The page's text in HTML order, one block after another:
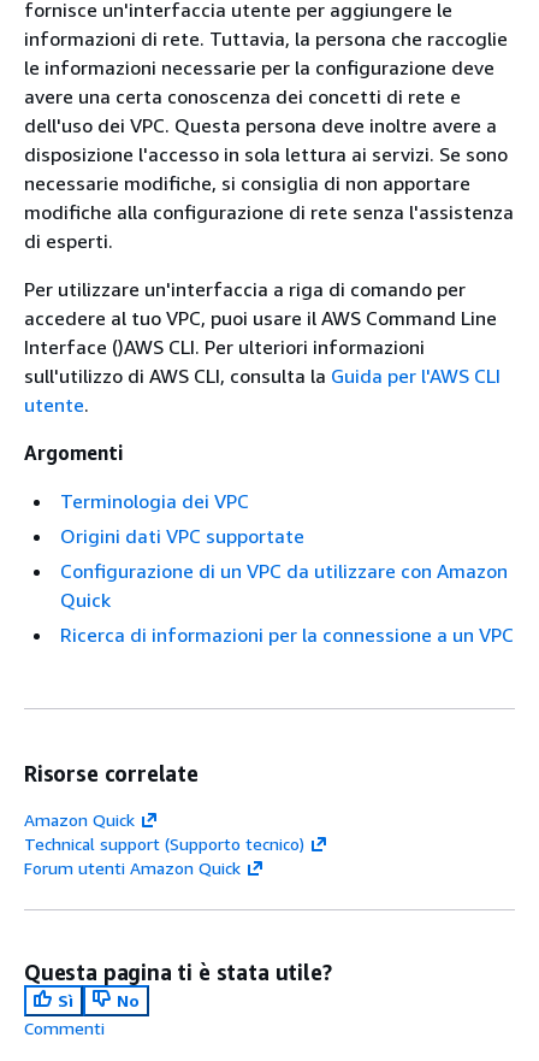
fornisce un'interfaccia utente per aggiungere le
informazioni di rete. Tuttavia, la persona che raccoglie
le informazioni necessarie per la configurazione deve
avere una certa conoscenza dei concetti di rete e
dell'uso dei VPC. Questa persona deve inoltre avere a
disposizione l'accesso in sola lettura ai servizi. Se sono
necessarie modifiche, si consiglia di non apportare
modifiche alla configurazione di rete senza l'assistenza
di esperti.
Per utilizzare un'interfaccia a riga di comando per
accedere al tuo VPC, puoi usare il AWS Command Line
Interface ()AWS CLI. Per ulteriori informazioni
sull'utilizzo di AWS CLI, consulta la Guida per l'AWS CLI
utente.
Argomenti
Terminologia dei VPC
Origini dati VPC supportate
Configurazione di un VPC da utilizzare con Amazon
Quick
Ricerca di informazioni per la connessione a un VPC
Risorse correlate
Amazon Quick
Technical support (Supporto tecnico)
Forum utenti Amazon Quick
Questa pagina ti è stata utile?
Sì
No
Commenti